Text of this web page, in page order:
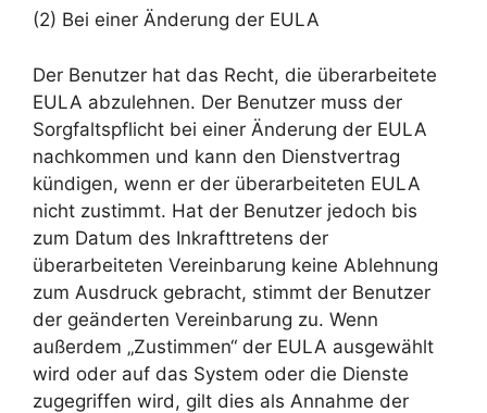
(2) Bei einer Änderung der EULA
Der Benutzer hat das Recht, die überarbeitete
EULA abzulehnen. Der Benutzer muss der
Sorgfaltspflicht bei einer Änderung der EULA
nachkommen und kann den Dienstvertrag
kündigen, wenn er der überarbeiteten EULA
nicht zustimmt. Hat der Benutzer jedoch bis
zum Datum des Inkrafttretens der
überarbeiteten Vereinbarung keine Ablehnung
zum Ausdruck gebracht, stimmt der Benutzer
der geänderten Vereinbarung zu. Wenn
außerdem „Zustimmen“ der EULA ausgewählt
wird oder auf das System oder die Dienste
zugegriffen wird, gilt dies als Annahme der